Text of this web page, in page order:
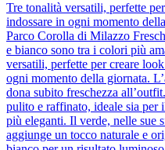
Tre tonalità versatili, perfette
indossare in ogni momento
Parco Corolla di Milazzo
e bianco sono tra i colori più
versatili, perfette per creare
ogni momento della giornata.
dona subito freschezza
pulito e raffinato, ideale sia per
più eleganti. Il verde, nelle sue
aggiunge un tocco naturale e